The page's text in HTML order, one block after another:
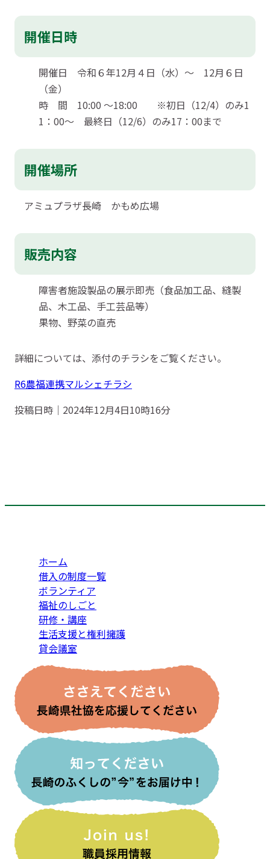
開催日時
開催日 令和６年12月４日（水）～ 12月６日
（金）
時 間 10:00 ～18:00 ※初日（12/4）のみ1
1：00～ 最終日（12/6）のみ17：00まで
開催場所
アミュプラザ長崎 かもめ広場
販売内容
障害者施設製品の展示即売（食品加工品、縫製
品、木工品、手工芸品等）
果物、野菜の直売
詳細については、添付のチラシをご覧ください。
R6農福連携マルシェチラシ
投稿日時｜2024年12月4日10時16分
ホーム
借入の制度一覧
ボランティア
福祉のしごと
研修・講座
生活支援と権利擁護
貸会議室